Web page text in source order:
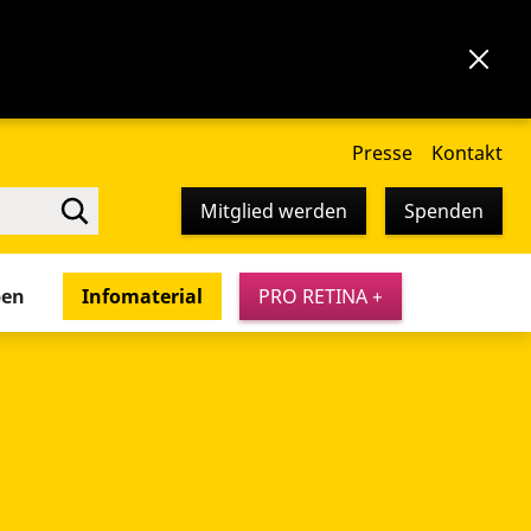
Presse Kontakt
Mitglied werden Spenden
Infomaterial PRO RETINA +